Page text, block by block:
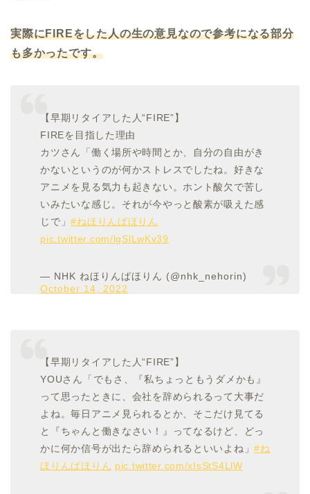
実際にFIREをした人の生の意見なので参考になる部分
も多かったです。
【早期リタイアした人“FIRE”】
FIREを目指した理由
カツさん「働く場所や時間とか、自分の自由がき
かないというのが何かストレスでしたね。好きな
アニメを見る気力も起きない。ホント酸欠で苦し
いみたいな感じ。それが今やっと酸素が吸えた感
じで」#ねほりんぱほりん
pic.twitter.com/lgSlLwKv39
— NHK ねほりんぱほりん (@nhk_nehorin)
October 14, 2022
【早期リタイアした人“FIRE”】
YOUさん「でもさ、『私ちょっともうダメかも』
って思ったときに、会社を辞められるって大事だ
よね。毎日アニメ見られるとか、そこだけ見てる
と『ちゃんと働きなさい！』ってなるけど、どっ
かに何か信号が出たら辞められるといいよね」#ね
ほりんぱほりん pic.twitter.com/xIsStS4LlW